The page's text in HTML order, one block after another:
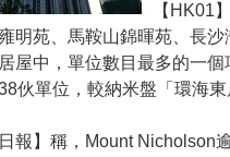
【HK01
明苑、馬鞍山錦暉苑、長
屋中，單位數目最多的一
伙單位，較納米盤「環海東
日報】稱，Mount